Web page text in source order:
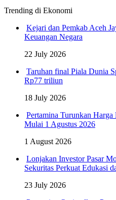
Trending di Ekonomi
Kejari dan Pemkab Aceh
Keuangan Negara
22 July 2026
Taruhan final Piala Dunia
Rp77 triliun
18 July 2026
Pertamina Turunkan
Mulai 1 Agustus 2026
1 August 2026
Lonjakan Investor Pasar
Sekuritas Perkuat Edukasi
23 July 2026